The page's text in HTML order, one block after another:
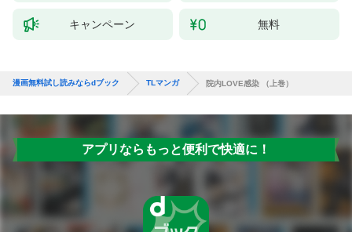
キャンペーン 無料
漫画無料試し読みならdブック TLマンガ 院内LOVE感染 （上巻）
アプリならもっと便利で快適に！